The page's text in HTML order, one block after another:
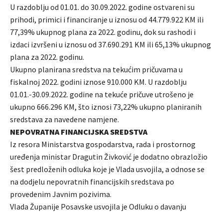
U razdoblju od 01.01. do 30.09.2022. godine ostvareni su
prihodi, primici i financiranje u iznosu od 44.779.922 KM ili
77,39% ukupnog plana za 2022. godinu, dok su rashodi i
izdaci izvršeni u iznosu od 37.690.291 KM ili 65,13% ukupnog
plana za 2022. godinu.
Ukupno planirana sredstva na tekućim pričuvama u
fiskalnoj 2022. godini iznose 910.000 KM. U razdoblju
01.01.-30.09.2022. godine na tekuće pričuve utrošeno je
ukupno 666.296 KM, što iznosi 73,22% ukupno planiranih
sredstava za navedene namjene.
NEPOVRATNA FINANCIJSKA SREDSTVA
Iz resora Ministarstva gospodarstva, rada i prostornog
uređenja ministar Dragutin Živković je dodatno obrazložio
šest predloženih odluka koje je Vlada usvojila, a odnose se
na dodjelu nepovratnih financijskih sredstava po
provedenim Javnim pozivima.
Vlada Županije Posavske usvojila je Odluku o davanju